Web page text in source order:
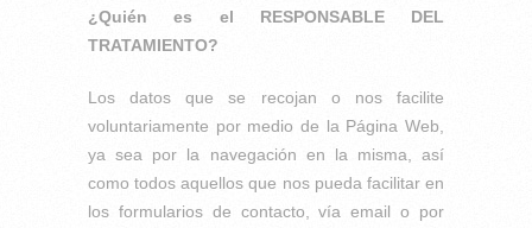
¿Quién es el RESPONSABLE DEL
TRATAMIENTO?
Los datos que se recojan o nos facilite
voluntariamente por medio de la Página Web,
ya sea por la navegación en la misma, así
como todos aquellos que nos pueda facilitar en
los formularios de contacto, vía email o por